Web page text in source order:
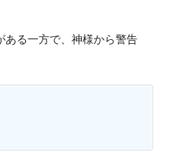
ある一方で、神様から警告